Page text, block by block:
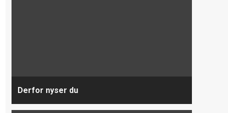
Derfor nyser du